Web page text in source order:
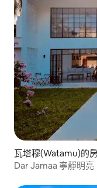
瓦塔穆(Watamu)的
Dar Jamaa 寧靜明